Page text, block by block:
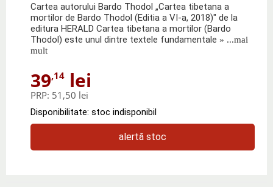
Cartea autorului Bardo Thodol „Cartea tibetana a
mortilor de Bardo Thodol (Editia a VI-a, 2018)" de la
editura HERALD Cartea tibetana a mortilor (Bardo
Thodol) este unul dintre textele fundamentale » ...mai
mult
39,14 lei
PRP: 51,50 lei
Disponibilitate: stoc indisponibil
alertă stoc